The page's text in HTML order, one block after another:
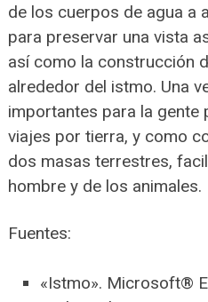
de los cuerpos de agua a
para preservar una vista
así como la construcción
alrededor del istmo. Una
importantes para la gente
viajes por tierra, y como
dos masas terrestres,
hombre y de los animales.
Fuentes:
«Istmo». Microsoft®